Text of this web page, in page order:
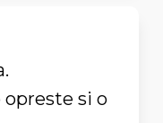
opreste si o